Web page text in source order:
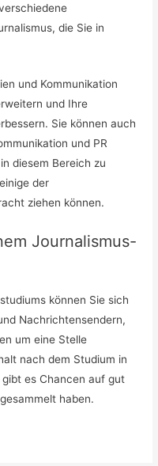
die Sie in
und Kommunikation
und Ihre
Sie können auch
und PR
diesem Bereich zu
der
ziehen können.
Journalismus-
können Sie sich
Nachrichtensendern,
um eine Stelle
nach dem Studium in
es Chancen auf gut
haben.